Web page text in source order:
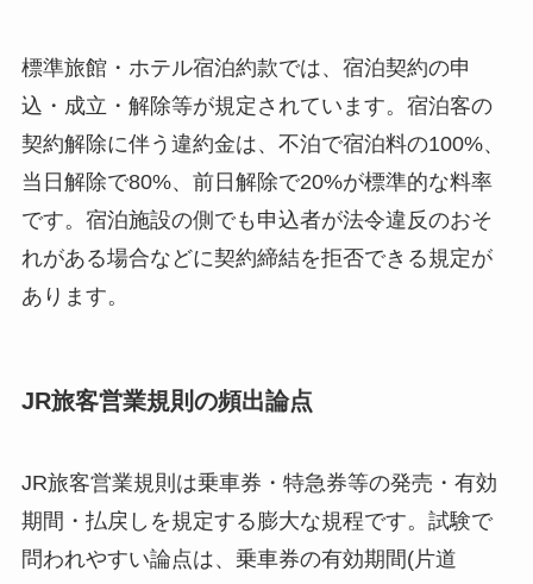
標準旅館・ホテル宿泊約款では、宿泊契約の申
込・成立・解除等が規定されています。宿泊客の
契約解除に伴う違約金は、不泊で宿泊料の100%、
当日解除で80%、前日解除で20%が標準的な料率
です。宿泊施設の側でも申込者が法令違反のおそ
れがある場合などに契約締結を拒否できる規定が
あります。
JR旅客営業規則の頻出論点
JR旅客営業規則は乗車券・特急券等の発売・有効
期間・払戻しを規定する膨大な規程です。試験で
問われやすい論点は、乗車券の有効期間(片道